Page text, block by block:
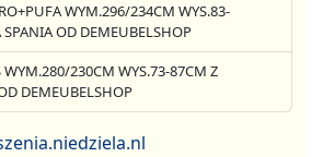
WYM.296/234CM WYS.83-
OD DEMEUBELSHOP
230CM WYS.73-87CM Z
DEMEUBELSHOP